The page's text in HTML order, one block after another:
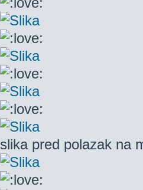
slika pred polazak na